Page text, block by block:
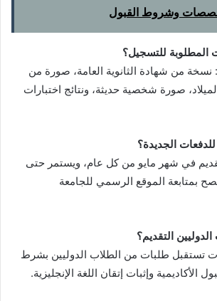
للتسجيل؟
من شهادة الثانوية العامة، صورة من
صورة شخصية حديثة، ونتائج اختبارات
الجديدة؟
في شهر مايو من كل عام، ويستمر حتى
بمتابعة الموقع الرسمي للجامعة
التقديم؟
تستقبل طلبات من الطلاب الدوليين بشرط
الأكاديمية وإثبات إتقان اللغة الإنجليزية.